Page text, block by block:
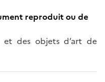
reproduit ou de
et des objets d’art de